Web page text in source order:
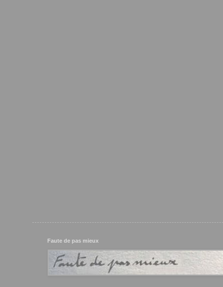
Faute de pas mieux